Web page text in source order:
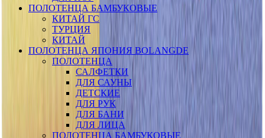
ПОЛОТЕНЦА БАМБУКОВЫЕ
КИТАЙ ГС
ТУРЦИЯ
КИТАЙ
ПОЛОТЕНЦА ЯПОНИЯ BOLANGDE
ПОЛОТЕНЦА
САЛФЕТКИ
ДЛЯ САУНЫ
ДЕТСКИЕ
ДЛЯ РУК
ДЛЯ БАНИ
ДЛЯ ЛИЦА
ПОЛОТЕНЦА БАМБУКОВЫЕ